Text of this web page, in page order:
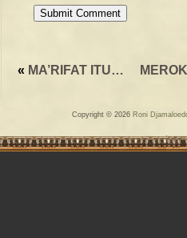
« MA’RIFAT ITU…
Copyright © 2026 Roni